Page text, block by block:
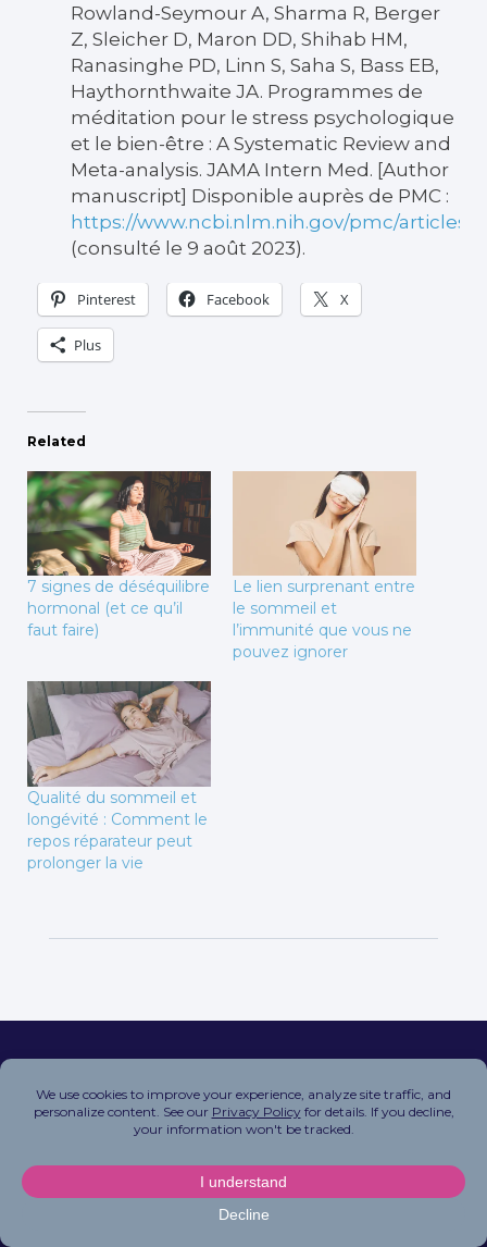
Rowland-Seymour A, Sharma R, Berger
Z, Sleicher D, Maron DD, Shihab HM,
Ranasinghe PD, Linn S, Saha S, Bass EB,
Haythornthwaite JA. Programmes de
méditation pour le stress psychologique
et le bien-être : A Systematic Review and
Meta-analysis. JAMA Intern Med. [Author
manuscript] Disponible auprès de PMC :
https://www.ncbi.nlm.nih.gov/pmc/articles/
(consulté le 9 août 2023).
Pinterest Facebook X
Plus
Related
7 signes de déséquilibre
hormonal (et ce qu’il
faut faire)
Le lien surprenant entre
le sommeil et
l’immunité que vous ne
pouvez ignorer
Qualité du sommeil et
longévité : Comment le
repos réparateur peut
prolonger la vie